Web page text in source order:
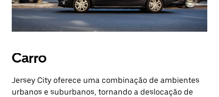
Carro
Jersey City oferece uma combinação de ambientes
urbanos e suburbanos, tornando a deslocação de